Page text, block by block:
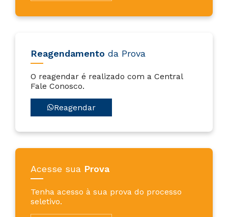
Reagendamento da Prova
O reagendar é realizado com a Central
Fale Conosco.
Reagendar
Acesse sua Prova
Tenha acesso à sua prova do processo
seletivo.